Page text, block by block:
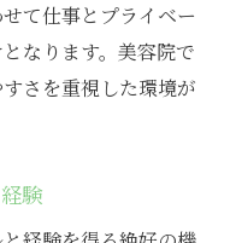
て仕事とプライベー
なります。美容院で
さを重視した環境が
験